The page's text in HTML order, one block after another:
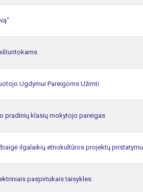
Ugdymui Pareigoms Užimti
pradinių klasių mokytojo pareigas
ilgalaikių etnokultūros projektų pristatymu
paspirtukais taisykles